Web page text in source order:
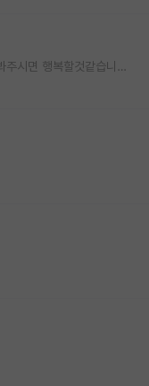
안녕하세요 별볼일없는 똥글이지만 한번씩 읽어봐주시면 행복할것같습니다 선배님들 후배님들